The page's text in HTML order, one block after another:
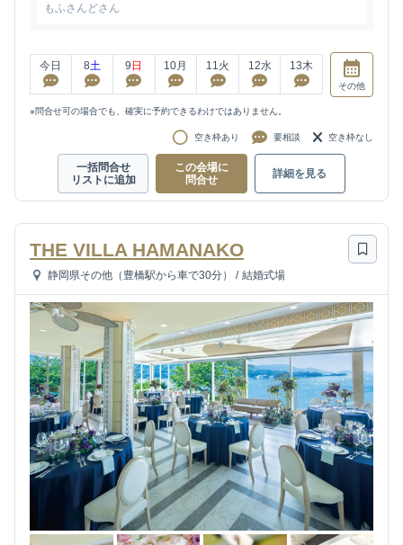
もふさんどさん
今日 8土 9 日 10月 11火 12水 13木
その他
※問合せ可の場合でも、確実に予約できるわけではありません。
空き枠あり 要相談 空き枠なし
一括問合せ
リストに追加
この会場に
問合せ
詳細を見る
THE VILLA HAMANAKO
静岡県その他（豊橋駅から車で30分） / 結婚式場